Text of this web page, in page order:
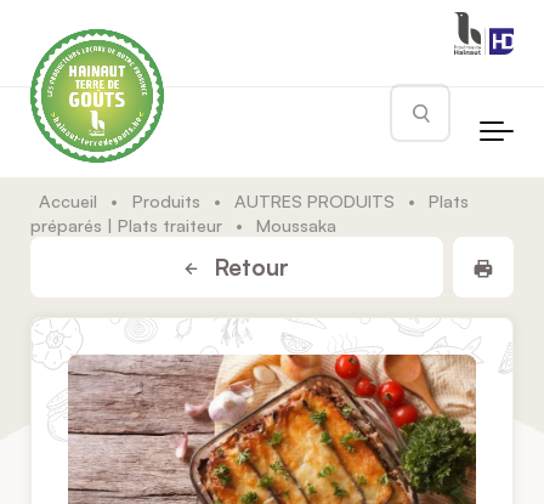
Rechercher
Accueil • Produits • AUTRES PRODUITS •
Plats
préparés | Plats traiteur
• Moussaka
Retour